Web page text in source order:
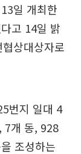
일 개최한
고 14일 밝
상대상자로
번지 일대 4
7개 동, 928
조성하는